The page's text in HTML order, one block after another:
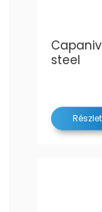
steel